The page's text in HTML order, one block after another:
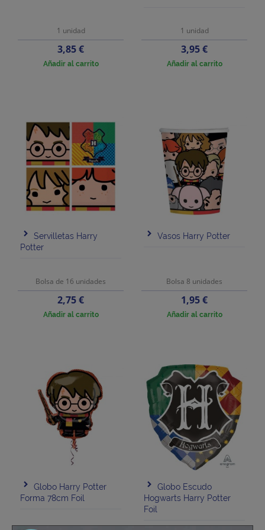
1 unidad
Precio
3,85 €
Añadir al carrito
1 unidad
Precio
3,95 €
Añadir al carrito
Servilletas Harry
Potter
Bolsa de 16 unidades
Precio
2,75 €
Añadir al carrito
Vasos Harry Potter
Bolsa 8 unidades
Precio
1,95 €
Añadir al carrito
Globo Harry Potter
Forma 78cm Foil
Globo Escudo
Hogwarts Harry Potter
Foil